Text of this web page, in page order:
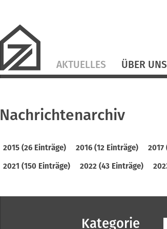
überspringen
AKTUELLES ÜBER UNS
Nachrichtenarchiv
2015 (26 Einträge) 2016 (12 Einträge) 2017
2021 (150 Einträge)
2022 (43 Einträge)
Kategorie